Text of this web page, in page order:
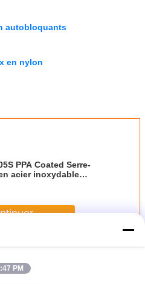
autobloquants
en nylon
PPA Coated Serre-
acier inoxydable
inoxydable
PM